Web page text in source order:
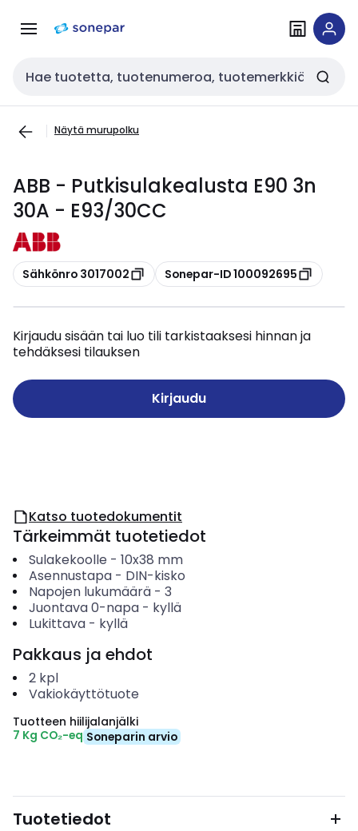
navigointiinsisältöön
Haku
Näytä murupolku
ABB - Putkisulakealusta E90 3n
30A - E93/30CC
Kopioi
Sähkönro 3017002 Kopioi
Sonepar-ID 100092695
Kirjaudu sisään tai luo tili tarkistaaksesi hinnan ja
tehdäksesi tilauksen
Kirjaudu
Katso tuotedokumentit
Tärkeimmät tuotetiedot
Sulakekoolle - 10x38 mm
Asennustapa- DIN-kisko
Napojen lukumäärä- 3
Juontava 0-napa- kyllä
Lukittava- kyllä
Pakkaus ja ehdot
2 kpl
Vakiokäyttötuote
Tuotteen hiilijalanjälki
7 Kg CO₂-eq Soneparin arvio
Tuotetiedot